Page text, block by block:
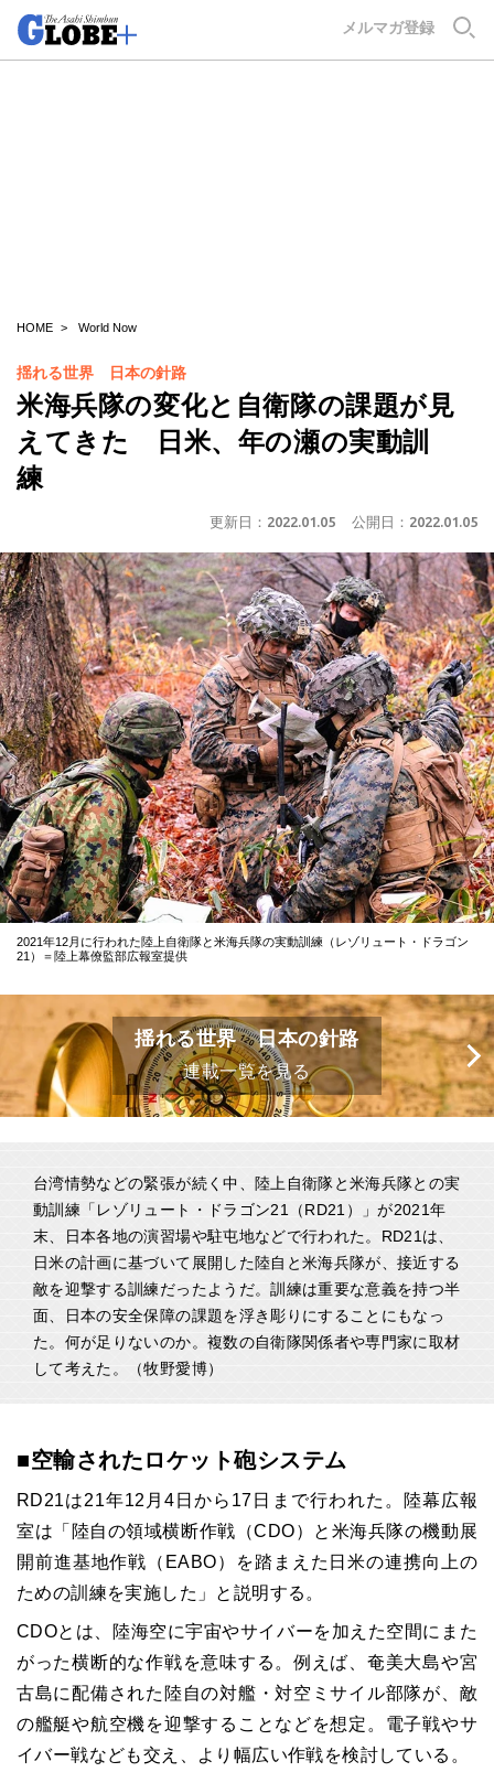
メルマガ登録
HOME World Now
揺れる世界 日本の針路
米海兵隊の変化と自衛隊の課題が見
えてきた 日米、年の瀬の実動訓
練
更新日： 2022.01.05 公開日： 2022.01.05
2021年12月に行われた陸上自衛隊と米海兵隊の実動訓練（レゾリュート・ドラゴン
21）＝陸上幕僚監部広報室提供
揺れる世界 日本の針路
連載一覧を見る
台湾情勢などの緊張が続く中、陸上自衛隊と米海兵隊との実
動訓練「レゾリュート・ドラゴン21（RD21）」が2021年
末、日本各地の演習場や駐屯地などで行われた。RD21は、
日米の計画に基づいて展開した陸自と米海兵隊が、接近する
敵を迎撃する訓練だったようだ。訓練は重要な意義を持つ半
面、日本の安全保障の課題を浮き彫りにすることにもなっ
た。何が足りないのか。複数の自衛隊関係者や専門家に取材
して考えた。（牧野愛博）
■空輸されたロケット砲システム
RD21は21年12月4日から17日まで行われた。陸幕広報
室は「陸自の領域横断作戦（CDO）と米海兵隊の機動展
開前進基地作戦（EABO）を踏まえた日米の連携向上の
ための訓練を実施した」と説明する。
CDOとは、陸海空に宇宙やサイバーを加えた空間にまた
がった横断的な作戦を意味する。例えば、奄美大島や宮
古島に配備された陸自の対艦・対空ミサイル部隊が、敵
の艦艇や航空機を迎撃することなどを想定。電子戦やサ
イバー戦なども交え、より幅広い作戦を検討している。